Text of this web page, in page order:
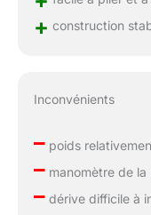
+ construction
Inconvénients
–poids
–manomètre de la
–dérive difficile à